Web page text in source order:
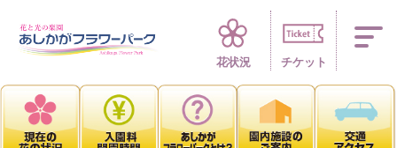
四季折々 花の
花状況 チケット